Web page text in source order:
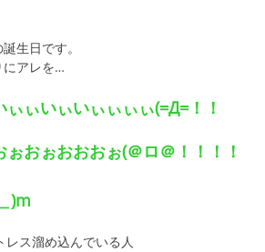
生日です。
にアレを…
ぃいぃいぃぃぃぃ(=Д=！！
おぉおおおぉ(＠ロ＠！！！！
)m
ス溜め込んでいる人